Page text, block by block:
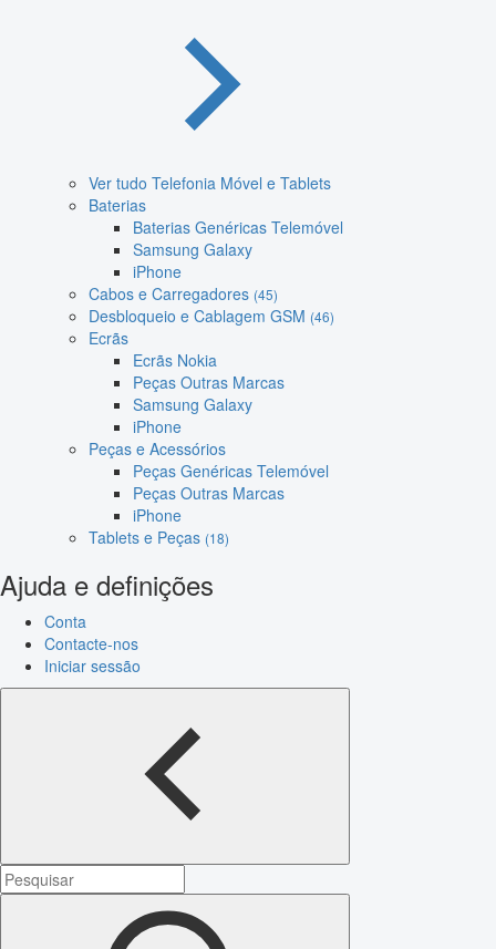
Ver tudo Telefonia Móvel e Tablets
Baterias
Baterias Genéricas Telemóvel
Samsung Galaxy
iPhone
Cabos e Carregadores (45)
Desbloqueio e Cablagem GSM (46)
Ecrãs
Ecrãs Nokia
Peças Outras Marcas
Samsung Galaxy
iPhone
Peças e Acessórios
Peças Genéricas Telemóvel
Peças Outras Marcas
iPhone
Tablets e Peças (18)
Ajuda e definições
Conta
Contacte-nos
Iniciar sessão